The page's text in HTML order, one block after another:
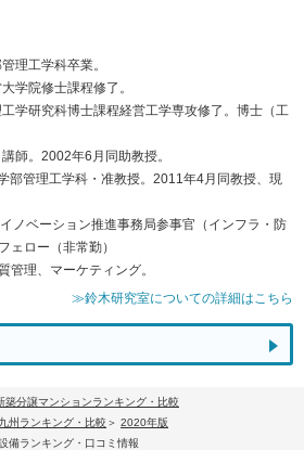
理工学科卒業。
学院修士課程修了。
学研究科博士課程経営工学専攻修了。博士（工
師。2002年6月同助教授。
部管理工学科・准教授。2011年4月同教授、現
ノベーション推進事務局参事官（インフラ・防
ェロー（非常勤）
管理、マーケティング。
≫鈴木研究室についての詳細はこちら
築分譲マンションランキング・比較
州ランキング・比較
2020年版
備ランキング・口コミ情報